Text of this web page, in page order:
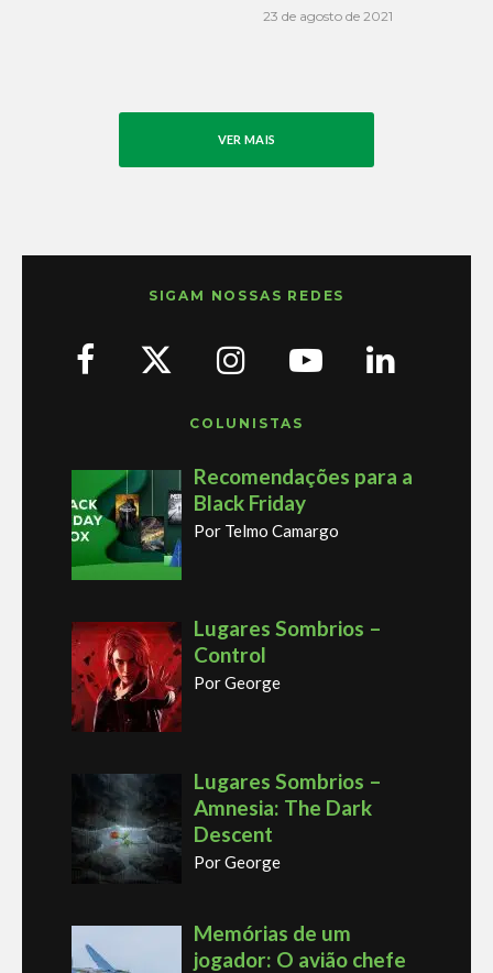
23 de agosto de 2021
VER MAIS
SIGAM NOSSAS REDES
COLUNISTAS
Recomendações para a
Black Friday
Por Telmo Camargo
Lugares Sombrios –
Control
Por George
Lugares Sombrios –
Amnesia: The Dark
Descent
Por George
Memórias de um
jogador: O avião chefe